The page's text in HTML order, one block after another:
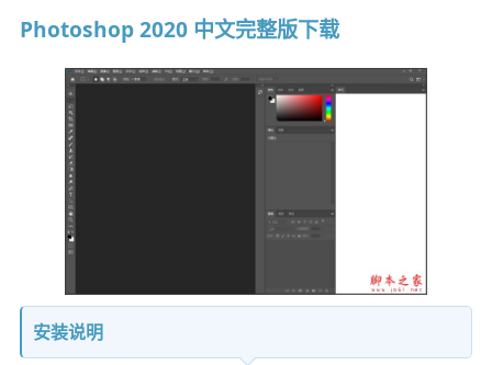
Photoshop 2020 中文完整版下载
安装说明